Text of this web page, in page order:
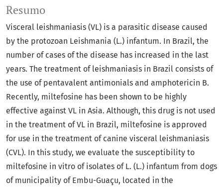
Resumo
Visceral leishmaniasis (VL) is a parasitic disease caused
by the protozoan Leishmania (L.) infantum. In Brazil, the
number of cases of the disease has increased in the last
years. The treatment of leishmaniasis in Brazil consists of
the use of pentavalent antimonials and amphotericin B.
Recently, miltefosine has been shown to be highly
effective against VL in Asia. Although, this drug is not used
in the treatment of VL in Brazil, miltefosine is approved
for use in the treatment of canine visceral leishmaniasis
(CVL). In this study, we evaluate the susceptibility to
miltefosine in vitro of isolates of L. (L.) infantum from dogs
of municipality of Embu-Guaçu, located in the